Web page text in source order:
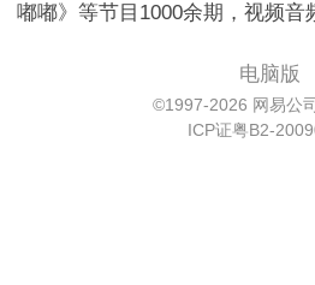
嘟嘟》等节目1000余期，视频音
电脑版
©1997-2026 网易公
ICP证粤B2-